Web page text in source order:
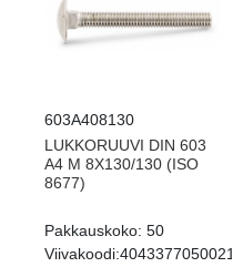
603A408130
LUKKORUUVI DIN 603
A4 M 8X130/130 (ISO
8677)
Pakkauskoko: 50
Viivakoodi:4043377050021